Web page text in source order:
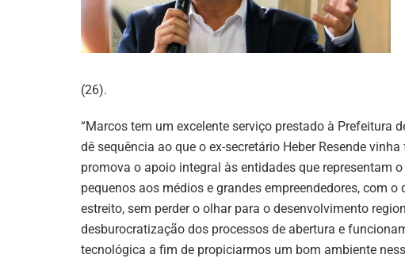
(26).
“Marcos tem um excelente serviço prestado à Prefeitura
dê sequência ao que o ex-secretário Heber Resende
promova o apoio integral às entidades que representam
pequenos aos médios e grandes empreendedores, com
estreito, sem perder o olhar para o desenvolvimento
desburocratização dos processos de abertura e
tecnológica a fim de propiciarmos um bom ambiente